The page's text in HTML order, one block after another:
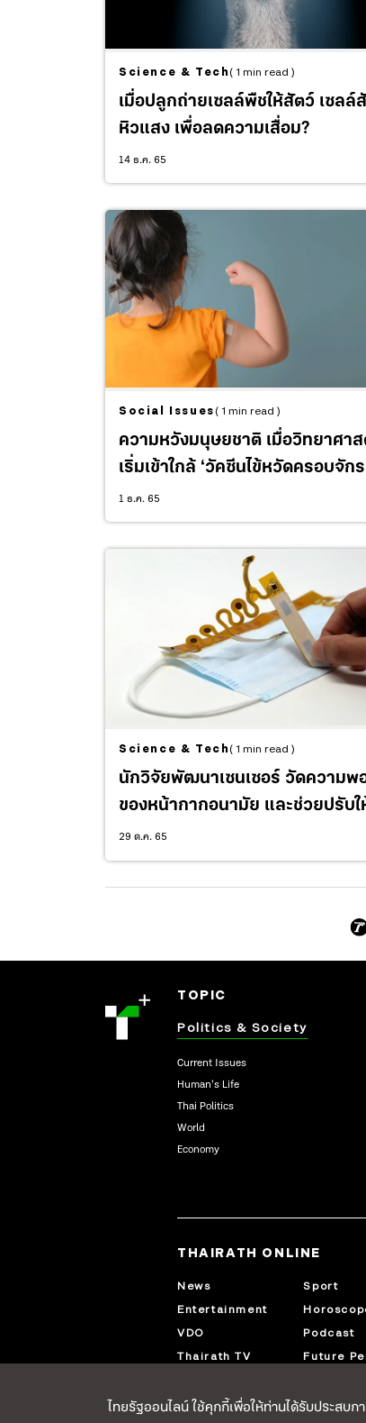
Science & Tech ( 1 min read )
เมื่อปลูกถ่ายเซลล์พืชให้สัตว์ เซลล์
หิวแสง เพื่อลดความเสื่อม?
14 ธ.ค. 65
Social Issues ( 1 min read )
ความหวังมนุษยชาติ เมื่อวิทยาศา
เริ่มเข้าใกล้ ‘วัคซีนไข้หวัดครอบจัก
1 ธ.ค. 65
Science & Tech ( 1 min read )
นักวิจัยพัฒนาเซนเซอร์ วัดความพ
ของหน้ากากอนามัย และช่วยปรับใ
กระชับกับใบหน้า
29 ต.ค. 65
ไทยรัฐออนไลน์ ใช้คุกกี้เพื่อให้ท่านได้รับประสบ
TOPIC
Politics & Society
Current Issues
Human’s Life
Thai Politics
World
Economy
THAIRATH ONLINE
News
Sport
Entertainment
VDO
Podcast
Thairath TV
Future